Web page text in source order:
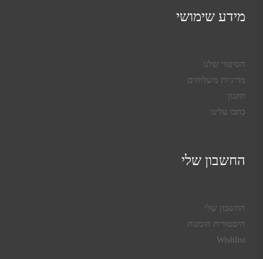
מידע שימושי
הסיפור שלנו
מדיניות משלוחים
תקנון
כתבו עלינו
החשבון שלי
החשבון שלי
היסטורית הזמנות
Wishlist